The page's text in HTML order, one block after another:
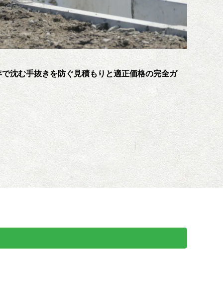
沈む手抜きを防ぐ見積もりと適正価格の完全ガ